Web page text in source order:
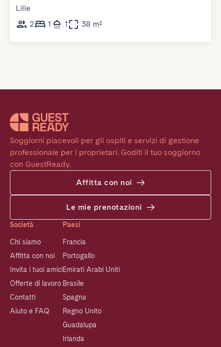
Lille
2
1 1 38 m²
Soggiorni piacevoli per gli ospiti e servizi di gestione
professionale per i proprietari. Goditi il tuo soggiorno
con GuestReady.
Affitta con noi
Le mie prenotazioni
Società
Chi siamo
Affitta con noi
Invita i tuoi amici
Offerte di lavoro
Contatti
Aiuto e FAQ
Paesi
Francia
Portogallo
Emirati Arabi Uniti
Brasile
Spagna
Regno Unito
Guadalupa
Irlanda